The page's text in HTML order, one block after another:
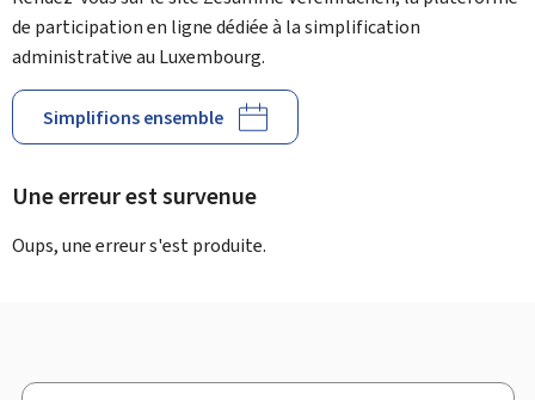
de participation en ligne dédiée à la simplification
administrative au Luxembourg.
Simplifions ensemble
Une erreur est survenue
Oups, une erreur s'est produite.